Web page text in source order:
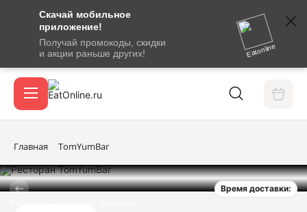
Скачай мобильное
приложение!
Получай промокоды, скидки
и акции раньше других!
Eatonline
сообщение
кодом
подтверждения
Акции
Главная TomYumBar
Время доставки: